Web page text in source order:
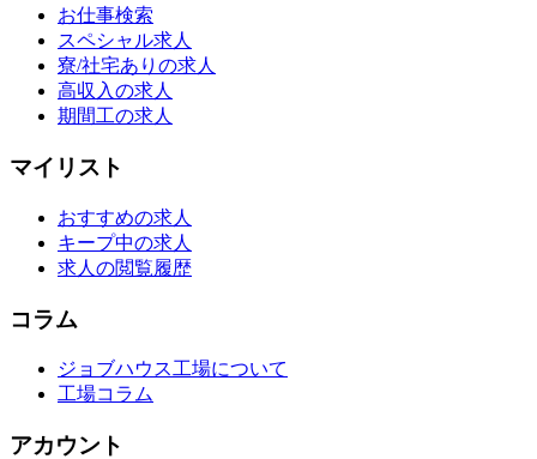
お仕事検索
スペシャル求人
寮/社宅ありの求人
高収入の求人
期間工の求人
マイリスト
おすすめの求人
キープ中の求人
求人の閲覧履歴
コラム
ジョブハウス工場について
工場コラム
アカウント